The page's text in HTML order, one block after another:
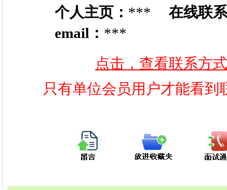
个人主页： *** 在线联
email： ***
点击，查看联系方
只有单位会员用户才能看到